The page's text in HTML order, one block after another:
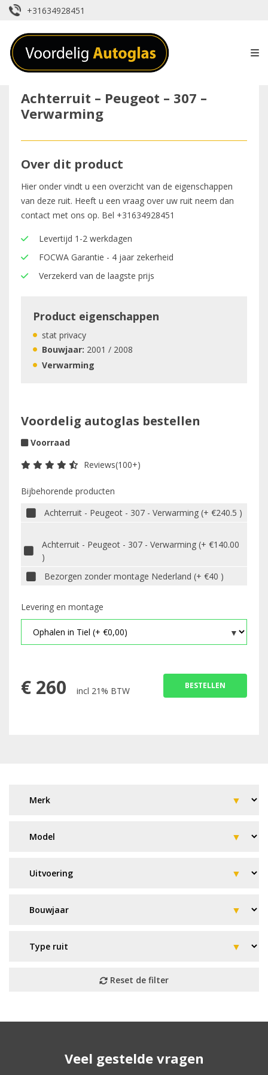
+31634928451
Achterruit – Peugeot – 307 –
Verwarming
Over dit product
Hier onder vindt u een overzicht van de eigenschappen
van deze ruit. Heeft u een vraag over uw ruit neem dan
contact met ons op. Bel +31634928451
Levertijd 1-2 werkdagen
FOCWA Garantie - 4 jaar zekerheid
Verzekerd van de laagste prijs
Product eigenschappen
stat privacy
Bouwjaar: 2001 / 2008
Verwarming
Voordelig autoglas bestellen
Voorraad
Reviews(100+)
Bijbehorende producten
Achterruit - Peugeot - 307 - Verwarming (+ €240.5 )
Achterruit - Peugeot - 307 - Verwarming (+ €140.00
)
Bezorgen zonder montage Nederland (+ €40 )
Levering en montage
€ 260 incl 21% BTW BESTELLEN
verder!Veel gestelde vragen